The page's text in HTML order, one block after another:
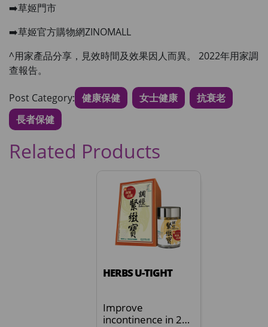
➡️草姬門市
➡️草姬官方購物網ZINOMALL
^用家產品分享，見效時間及效果因人而異。 2022年用家調
查報告。
Post Category: 健康保健 女士健康
抗衰老
長者保健
Related Products
HERBS U-TIGHT
Improve
incontinence in 2